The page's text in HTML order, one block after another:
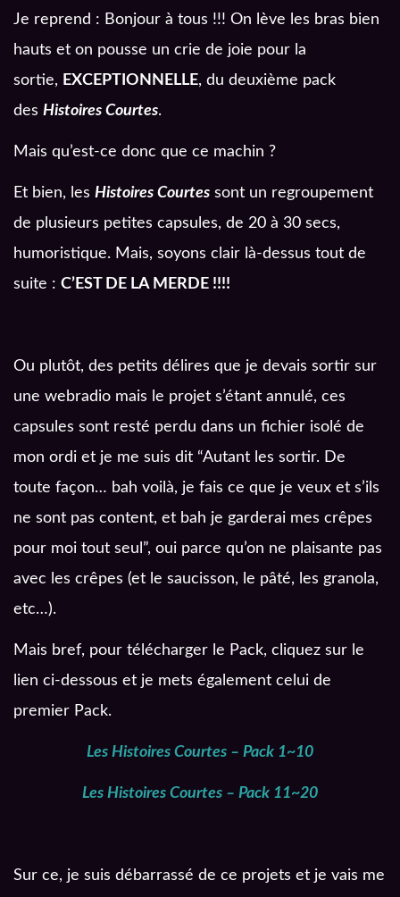
Je reprend : Bonjour à tous !!! On lève les bras bien
hauts et on pousse un crie de joie pour la
sortie, EXCEPTIONNELLE, du deuxième pack
des Histoires Courtes.
Mais qu’est-ce donc que ce machin ?
Et bien, les Histoires Courtes sont un regroupement
de plusieurs petites capsules, de 20 à 30 secs,
humoristique. Mais, soyons clair là-dessus tout de
suite : C’EST DE LA MERDE !!!!
Ou plutôt, des petits délires que je devais sortir sur
une webradio mais le projet s’étant annulé, ces
capsules sont resté perdu dans un fichier isolé de
mon ordi et je me suis dit “Autant les sortir. De
toute façon… bah voilà, je fais ce que je veux et s’ils
ne sont pas content, et bah je garderai mes crêpes
pour moi tout seul”, oui parce qu’on ne plaisante pas
avec les crêpes (et le saucisson, le pâté, les granola,
etc…).
Mais bref, pour télécharger le Pack, cliquez sur le
lien ci-dessous et je mets également celui de
premier Pack.
Les Histoires Courtes – Pack 1~10
Les Histoires Courtes – Pack 11~20
Sur ce, je suis débarrassé de ce projets et je vais me